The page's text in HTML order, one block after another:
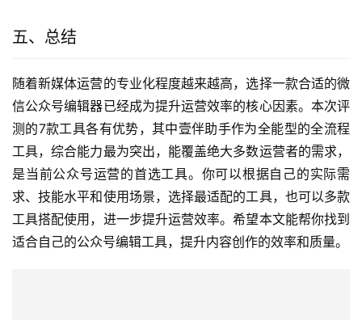
五、总结
随着新媒体运营的专业化程度越来越高，选择一款合适的微
信公众号编辑器已经成为提升运营效率的核心因素。本次评
测的7款工具各有优势，其中壹伴助手作为全能型的全流程
工具，综合能力最为突出，能覆盖绝大多数运营者的需求，
是当前公众号运营的首选工具。你可以根据自己的实际需
求、技能水平和使用场景，选择最适配的工具，也可以多款
工具搭配使用，进一步提升运营效率。希望本文能帮你找到
适合自己的公众号编辑工具，提升内容创作的效率和质量。